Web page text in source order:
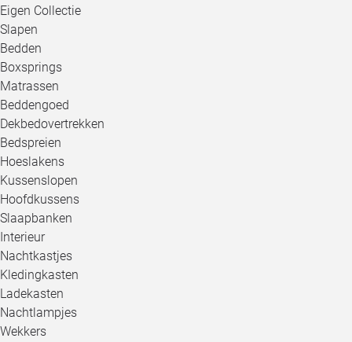
Eigen Collectie
Slapen
Bedden
Boxsprings
Matrassen
Beddengoed
Dekbedovertrekken
Bedspreien
Hoeslakens
Kussenslopen
Hoofdkussens
Slaapbanken
Interieur
Nachtkastjes
Kledingkasten
Ladekasten
Nachtlampjes
Wekkers